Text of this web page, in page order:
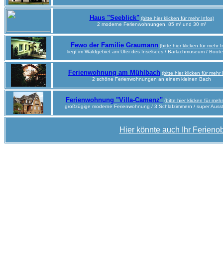
Haus "Seeblick" (bitte hier klicken für mehr Infos)
2 moderne Ferienwohnungen, 85 m² und 30 m²
Fewo der Familie Graumann (bitte hier klicken für mehr
liegt im Waldgebiet am Ufer des Inselsees / Barlachmuseum /
Ferienwohnung am Mühlbach (bitte hier klicken für mehr
2 schöne Ferienwohnungen an einem kleinen Bach
Ferienwohnung "Villa-Camenz" (bitte hier klicken für
großzügige moderne Ferienwohnung / 3 Schlafzimmern / super
Hier könnte auch Ihr